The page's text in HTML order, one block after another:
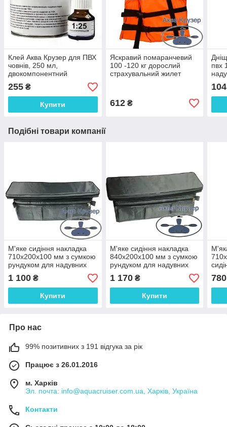
Клей Аква Крузер для ПВХ
човнів, 250 мл,
двокомпонентний
поліуретановий для
ремонту надувного човна
ПВХ в банке
255 ₴
Купити
Яскравий помаранчевий
100 -120 кг дорослий
страхувальний жилет
сертифікований
612₴
пвх
104
Подібні товари компанії
М'яке сидіння накладка
710х200х100 мм з сумкою
рундуком для надувних
1 100 ₴
Купити
М'яке сидіння накладка
840х200х100 мм з сумкою
рундуком для надувних
1 170₴
Купити
780
Про нас
99% позитивних з 191 відгука за рік
Працює з 26.01.2016
м. Харків
Эл. почта: info@aquacruiser.com.ua, Харків, Україна
Контакти